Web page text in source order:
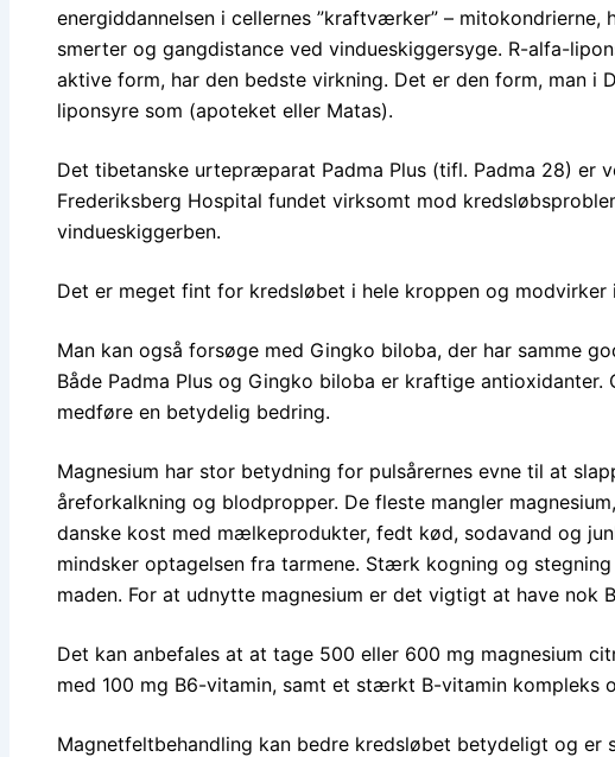
energiddannelsen i cellernes ”kraftværker” – mitokondrierne,
smerter og gangdistance ved vindueskiggersyge. R-alfa-
aktive form, har den bedste virkning. Det er den form, man i
liponsyre som (apoteket eller Matas).
Det tibetanske urtepræparat Padma Plus (tifl. Padma 28) er
Frederiksberg Hospital fundet virksomt mod
vindueskiggerben.
Det er meget fint for kredsløbet i hele kroppen og modvirker
Man kan også forsøge med Gingko biloba, der har samme
Både Padma Plus og Gingko biloba er kraftige antioxidanter.
medføre en betydelig bedring.
Magnesium har stor betydning for pulsårernes evne til at
åreforkalkning og blodpropper. De fleste mangler
danske kost med mælkeprodukter, fedt kød, sodavand og
mindsker optagelsen fra tarmene. Stærk kogning og
maden. For at udnytte magnesium er det vigtigt at have nok
Det kan anbefales at at tage 500 eller 600 mg magnesium
med 100 mg B6-vitamin, samt et stærkt B-vitamin kompleks
Magnetfeltbehandling kan bedre kredsløbet betydeligt og er